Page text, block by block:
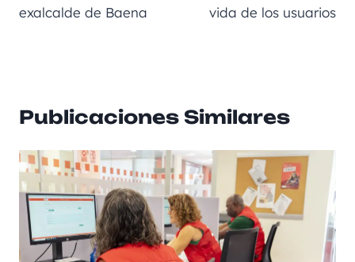
exalcalde de Baena
vida de los usuarios
Publicaciones Similares